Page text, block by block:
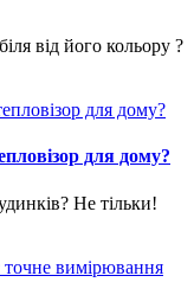
від його кольору ?
для дому?
Не тільки!